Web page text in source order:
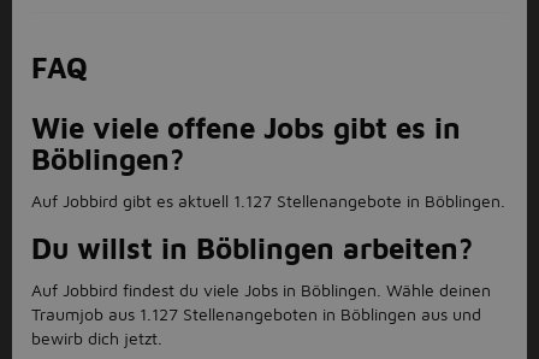
FAQ
Wie viele offene Jobs gibt es in
Böblingen?
Auf Jobbird gibt es aktuell 1.127 Stellenangebote in Böblingen.
Du willst in Böblingen arbeiten?
Auf Jobbird findest du viele Jobs in Böblingen. Wähle deinen
Traumjob aus 1.127 Stellenangeboten in Böblingen aus und
bewirb dich jetzt.